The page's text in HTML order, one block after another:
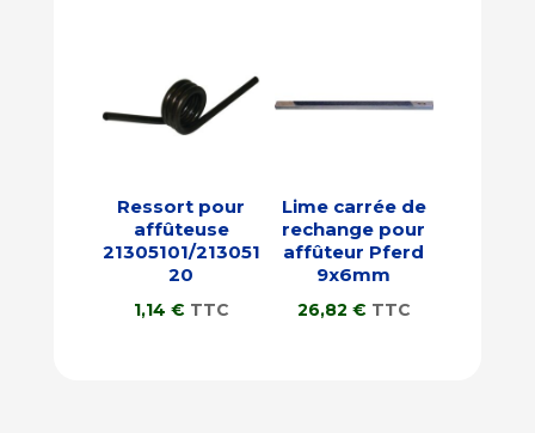
Ressort pour
affûteuse
21305101/213051
20
1,14 € TTC
Lime carrée de
rechange pour
affûteur Pferd
9x6mm
26,82 € TTC